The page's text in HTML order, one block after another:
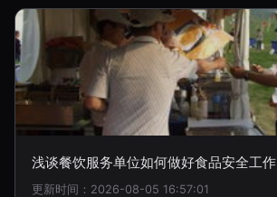
浅谈餐饮服务单位如何做好食品安全工作
更新时间：2026-08-05 16:57:01